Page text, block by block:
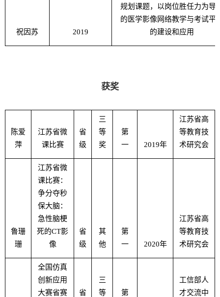
祝因苏 2019
规划课题，以岗位胜任力为导
的医学影像网络教学与考试平
的建设和应用
获奖
陈爱
萍
江苏省微
课比赛
省
级
三
等
奖
第
一
2019年
江苏省高
等教育技
术研究会
鲁珊
珊
江苏省微
课比赛：
争分夺秒
保大脑：
急性脑梗
死的CT影
像
省
级
其
他
第
一
2020年
江苏省高
等教育技
术研究会
全国仿真
创新应用
大赛省赛
省
三
等
第
工信部人
才交流中